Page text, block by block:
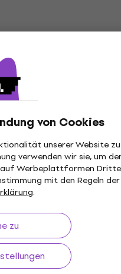
von Cookies
unserer Website zu
verwenden wir sie, um
auf Werbeplattformen
mit den Regeln der
.
zu